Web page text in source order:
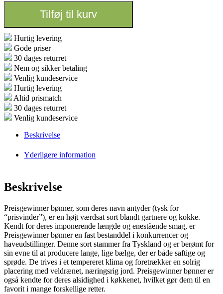
Tilføj til kurv
Hurtig levering
Gode priser
30 dages returret
Nem og sikker betaling
Venlig kundeservice
Hurtig levering
Altid prismatch
30 dages returret
Venlig kundeservice
Beskrivelse
Yderligere information
Beskrivelse
Preisgewinner bønner, som deres navn antyder (tysk for
“prisvinder”), er en højt værdsat sort blandt gartnere og kokke.
Kendt for deres imponerende længde og enestående smag, er
Preisgewinner bønner en fast bestanddel i konkurrencer og
haveudstillinger. Denne sort stammer fra Tyskland og er berømt for
sin evne til at producere lange, lige bælge, der er både saftige og
sprøde. De trives i et tempereret klima og foretrækker en solrig
placering med veldrænet, næringsrig jord. Preisgewinner bønner er
også kendte for deres alsidighed i køkkenet, hvilket gør dem til en
favorit i mange forskellige retter.